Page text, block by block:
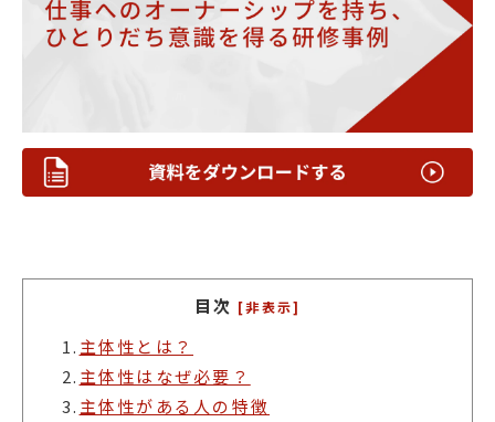
目次 [非表示]
1. 主体性とは？
2. 主体性はなぜ必要？
3. 主体性がある人の特徴